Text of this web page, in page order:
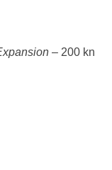
– 200 kn